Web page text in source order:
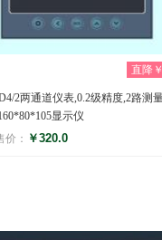
直降
2两通道仪表,0.2级精度,2路测
显示仪
价： ￥320.0